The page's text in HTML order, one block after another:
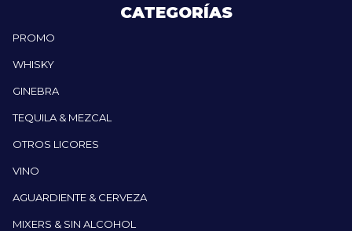
CATEGORÍAS
PROMO
WHISKY
GINEBRA
TEQUILA & MEZCAL
OTROS LICORES
VINO
AGUARDIENTE & CERVEZA
MIXERS & SIN ALCOHOL